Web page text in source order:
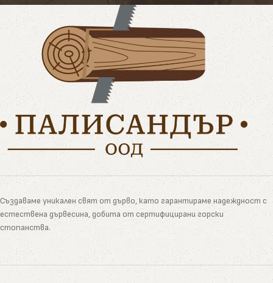
Създаваме уникален свят от дърво, като гарантираме надеждност с
естествена дървесина, добита от сертифицирани горски
стопанства.